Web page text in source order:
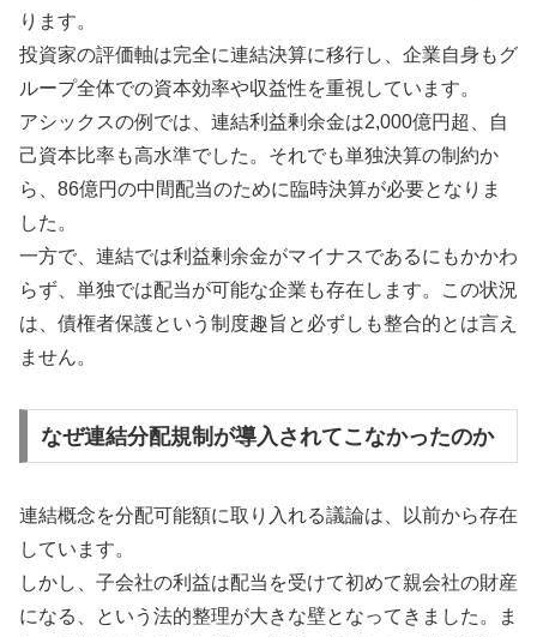
ります。
投資家の評価軸は完全に連結決算に移行し、企業自身もグ
ループ全体での資本効率や収益性を重視しています。
アシックスの例では、連結利益剰余金は2,000億円超、自
己資本比率も高水準でした。それでも単独決算の制約か
ら、86億円の中間配当のために臨時決算が必要となりま
した。
一方で、連結では利益剰余金がマイナスであるにもかかわ
らず、単独では配当が可能な企業も存在します。この状況
は、債権者保護という制度趣旨と必ずしも整合的とは言え
ません。
なぜ連結分配規制が導入されてこなかったのか
連結概念を分配可能額に取り入れる議論は、以前から存在
しています。
しかし、子会社の利益は配当を受けて初めて親会社の財産
になる、という法的整理が大きな壁となってきました。ま